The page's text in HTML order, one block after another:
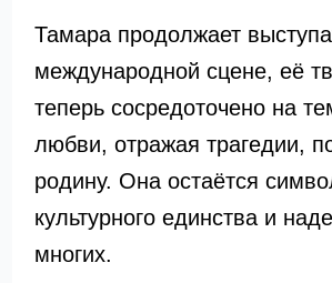
Тамара продолжает
международной сцене, её
теперь сосредоточено на
любви, отражая трагедии,
родину. Она остаётся
культурного единства и
многих.